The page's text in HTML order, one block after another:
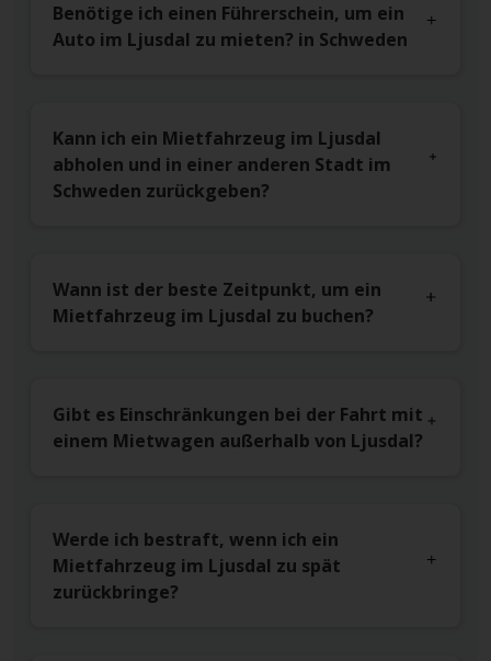
Benötige ich einen Führerschein, um ein
Auto im Ljusdal zu mieten? in Schweden
Kann ich ein Mietfahrzeug im Ljusdal
abholen und in einer anderen Stadt im
Schweden zurückgeben?
Wann ist der beste Zeitpunkt, um ein
Mietfahrzeug im Ljusdal zu buchen?
Gibt es Einschränkungen bei der Fahrt mit
einem Mietwagen außerhalb von Ljusdal?
Werde ich bestraft, wenn ich ein
Mietfahrzeug im Ljusdal zu spät
zurückbringe?